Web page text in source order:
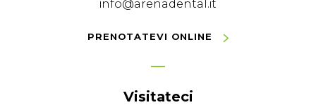
info@arenadental.it
PRENOTATEVI ONLINE
Visitateci